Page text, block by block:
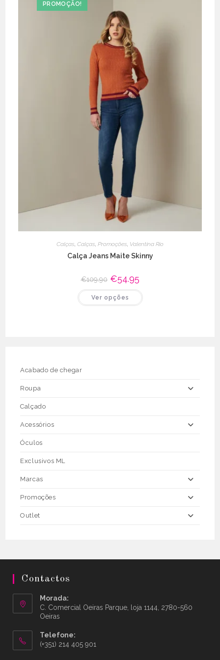
PROMOÇÃO!
Calças, Calças, Promoções, Valentina Rio
Calça Jeans Maite Skinny
€109.90 O
preço
original
era:
€109.90.
€54.95O
preço
atual
é:
€54.95.
Ver opções
product
Acabado de chegar
Roupa
Calçado
Acessórios
Óculos
Exclusivos ML
Marcas
Promoções
Outlet
Contactos
Morada:
C. Comercial Oeiras Parque, loja 1144, 2780-560
Oeiras
Telefone:
(+351) 214 405 901